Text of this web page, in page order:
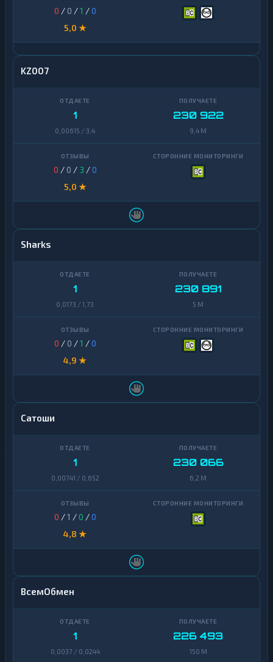
0 / 0 /1 /0
5,0 ★
KZ007
1
0,00615 / 3,4
230 922
9,4 M
0 / 0 / 3 /0
5,0 ★
Sharks
1
0,0173 / 1,73
230 891
5 M
0 / 0 /1 /0
4,9 ★
Сатоши
1
0,00741 / 0,652
230 066
6,2 M
0 /1 /0 /0
4,8 ★
ВсемОбмен
1
0,0037 / 0,0244
226 493
150 M